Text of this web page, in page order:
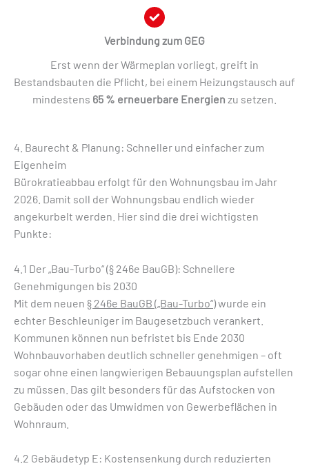
Verbindung zum GEG
Erst wenn der Wärmeplan vorliegt, greift in
Bestandsbauten die Pflicht, bei einem Heizungstausch auf
mindestens 65 % erneuerbare Energien zu setzen.
4. Baurecht & Planung: Schneller und einfacher zum
Eigenheim
Bürokratieabbau erfolgt für den Wohnungsbau im Jahr
2026. Damit soll der Wohnungsbau endlich wieder
angekurbelt werden. Hier sind die drei wichtigsten
Punkte:
4.1 Der „Bau-Turbo“ (§ 246e BauGB): Schnellere
Genehmigungen bis 2030
Mit dem neuen § 246e BauGB („Bau-Turbo“)wurde ein
echter Beschleuniger im Baugesetzbuch verankert.
Kommunen können nun befristet bis Ende 2030
Wohnbauvorhaben deutlich schneller genehmigen – oft
sogar ohne einen langwierigen Bebauungsplan aufstellen
zu müssen. Das gilt besonders für das Aufstocken von
Gebäuden oder das Umwidmen von Gewerbeflächen in
Wohnraum.
4.2 Gebäudetyp E: Kostensenkung durch reduzierten